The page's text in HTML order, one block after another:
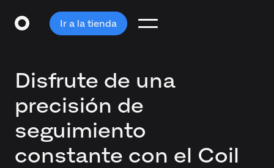
Ir a la tienda
Disfrute de una
precisión de
seguimiento
constante con el Coil